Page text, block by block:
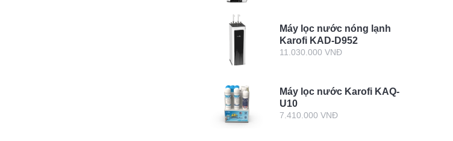
Máy lọc nước nóng lạnh
Karofi KAD-D952
11.030.000 VNĐ
Máy lọc nước Karofi KAQ-
U10
7.410.000 VNĐ